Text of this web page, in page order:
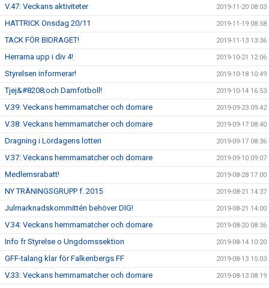
V.47: Veckans aktiviteter 2019-11-20 08:03
HATTRICK Onsdag 20/11 2019-11-19 08:58
TACK FÖR BIDRAGET! 2019-11-13 13:36
Herrarna upp i div 4! 2019-10-21 12:06
Styrelsen informerar! 2019-10-18 10:49
Tjej&#8208;och Damfotboll! 2019-10-14 16:53
V.39: Veckans hemmamatcher och domare 2019-09-23 09:42
V.38: Veckans hemmamatcher och domare 2019-09-17 08:40
Dragning i Lördagens lotteri 2019-09-17 08:36
V.37: Veckans hemmamatcher och domare 2019-09-10 09:07
Medlemsrabatt! 2019-08-28 17:00
NY TRÄNINGSGRUPP f. 2015 2019-08-21 14:37
Julmarknadskommittén behöver DIG! 2019-08-21 14:00
V.34: Veckans hemmamatcher och domare 2019-08-20 08:36
Info fr Styrelse o Ungdomssektion 2019-08-14 10:20
GFF-talang klar för Falkenbergs FF 2019-08-13 15:03
V.33: Veckans hemmamatcher och domare 2019-08-13 08:19